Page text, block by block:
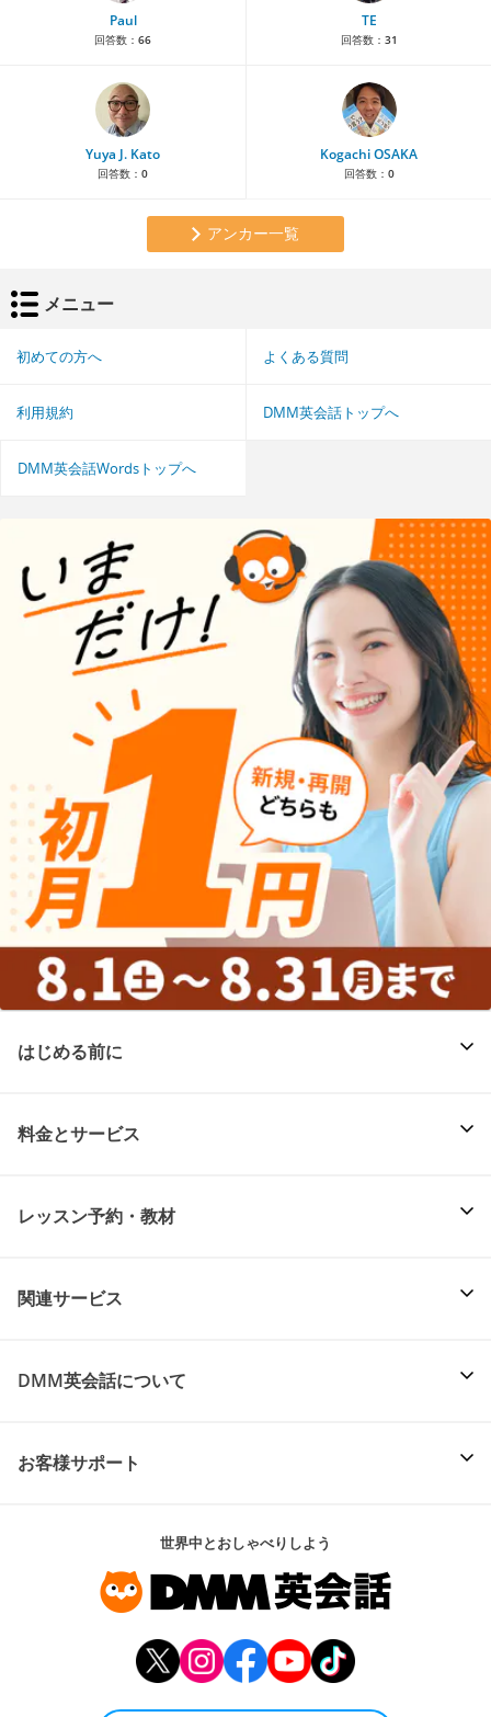
Paul
回答数： 66
TE
回答数： 31
Yuya J. Kato
回答数： 0
Kogachi OSAKA
回答数： 0
アンカー一覧
メニュー
初めての方へ よくある質問
利用規約 DMM英会話トップへ
DMM英会話Wordsトップへ
はじめる前に
料金とサービス
レッスン予約・教材
関連サービス
DMM英会話について
お客様サポート
世界中とおしゃべりしよう